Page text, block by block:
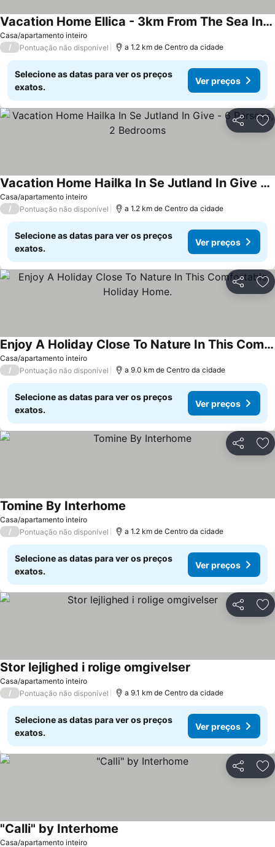
Casa/apartamento inteiro
Vacation Home Ellica - 3km From The Sea In Se Jutland In Give - 10 Persons, 4 Bedrooms
/ Pontuação não disponível a 1.2 km de Centro da cidade
Selecione as datas para ver os preços
exatos.
Ver preços
Partilhar
Casa/apartamento inteiro
Vacation Home Hailka In Se Jutland In Give - 6 Persons, 2 Bedrooms
/ Pontuação não disponível a 1.2 km de Centro da cidade
Selecione as datas para ver os preços
exatos.
Ver preços
Partilhar
Casa/apartamento inteiro
Enjoy A Holiday Close To Nature In This Comfortable Holiday Home.
/ Pontuação não disponível a 9.0 km de Centro da cidade
Selecione as datas para ver os preços
exatos.
Ver preços
Partilhar
Casa/apartamento inteiro
Tomine By Interhome
/ Pontuação não disponível a 1.2 km de Centro da cidade
Selecione as datas para ver os preços
exatos.
Ver preços
Partilhar
Casa/apartamento inteiro
Stor lejlighed i rolige omgivelser
/ Pontuação não disponível a 9.1 km de Centro da cidade
Selecione as datas para ver os preços
exatos.
Ver preços
Partilhar
Casa/apartamento inteiro
"Calli" by Interhome